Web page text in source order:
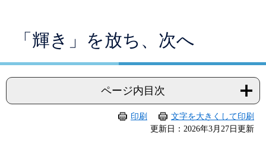
「輝き」を放ち、次へ
ページ内目次
印刷
文字を大きくして印刷
更新日：2026年3月27日更新